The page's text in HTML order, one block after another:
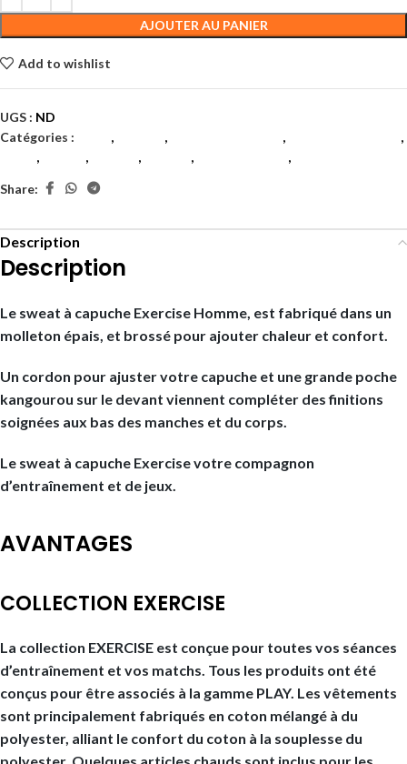
AJOUTER AU PANIER
Add to wishlist
UGS : ND
Catégories :
, , ,
,
, , , , ,
Share:
Description
Description
Le sweat à capuche Exercise Homme, est fabriqué dans un
molleton épais, et brossé pour ajouter chaleur et confort.
Un cordon pour ajuster votre capuche et une grande poche
kangourou sur le devant viennent compléter des finitions
soignées aux bas des manches et du corps.
Le sweat à capuche Exercise votre compagnon
d’entraînement et de jeux.
AVANTAGES
COLLECTION EXERCISE
La collection EXERCISE est conçue pour toutes vos séances
d’entraînement et vos matchs. Tous les produits ont été
conçus pour être associés à la gamme PLAY. Les vêtements
sont principalement fabriqués en coton mélangé à du
polyester, alliant le confort du coton à la souplesse du